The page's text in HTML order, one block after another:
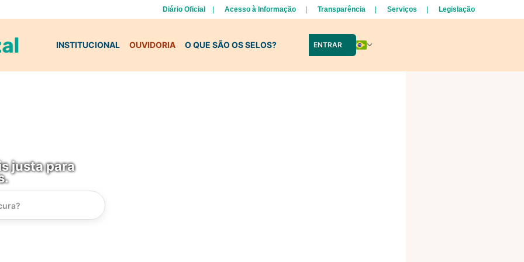
Diário Oficial Acesso à Informação Transparência Serviços Legislação
INSTITUCIONAL OUVIDORIA O QUE SÃO OS SELOS? ENTRAR
justa para